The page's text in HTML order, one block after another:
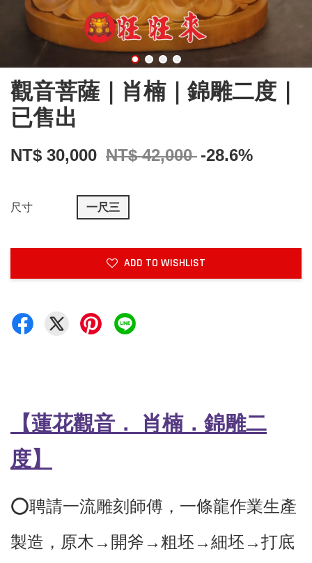
觀音菩薩｜肖楠｜錦雕二度｜
已售出
NT$ 30,000 NT$ 42,000 -28.6%
尺寸 一尺三
ADD TO WISHLIST
【蓮花觀音 ． 肖楠． 錦雕二
度】
⭕️聘請一流雕刻師傅， 一條龍作業生產
製造，原木→開斧→粗坯→細坯→打底